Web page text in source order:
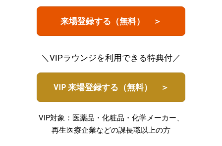
来場登録する（無料） ＞
＼VIPラウンジを利用できる特典付／
VIP 来場登録する（無料） ＞
VIP対象：医薬品・化粧品・化学メーカー、
再生医療企業などの課長職以上の方